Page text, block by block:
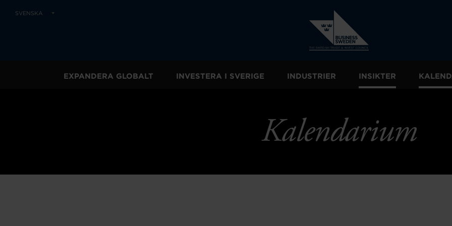
SVENSKA
EXPANDERA GLOBALT INVESTERA I SVERIGE INDUSTRIER INSIKTER
Kalendarium